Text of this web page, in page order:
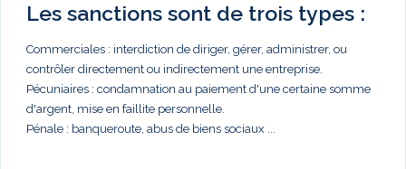
Les sanctions sont de trois types :
Commerciales : interdiction de diriger, gérer, administrer, ou
contrôler directement ou indirectement une entreprise.
Pécuniaires : condamnation au paiement d'une certaine somme
d'argent, mise en faillite personnelle.
Pénale : banqueroute, abus de biens sociaux ...